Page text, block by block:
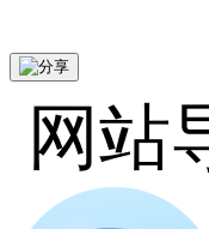
网站